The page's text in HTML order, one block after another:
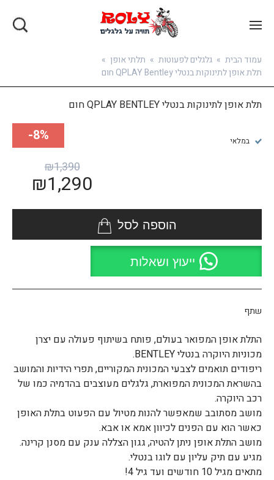
בואו להירשם
עמוד הבית » גלגלים לפעוטות » תלתי אופן »
תלת אופן לתינוקות בנטלי QPLAY Bentley חום
תלת אופן לתינוקות בנטלי QPLAY BENTLEY חום
8%- במלאי
₪1,390
₪1,290
הוספה לסל
ייעוץ ושאלות
שתף
התלת אופן המפואר בעולם, פותח בשיתוף פעולה עם יצרן
מכוניות היוקרה בנטליBENTLEY
.
ריפודים תואמים לצבעי המכונית המקוריים, תפרי הידיות והמושב
בהשראת המכונית המפוארת, גלגלים מעוצבים בהדמיה כמו של
רכב היוקרה.
מושב מסתובב שמאפשר להנות מטיול עם הפעוט בתלת האופן
כאשר הוא עם הפנים לכיוון אמא או אבא.
מושב התלת אופן ניתן להטיה, גגון הצללה ענק עם מסנן קרינה.
מגיע עם תיק עליון עם לוגו בנטלי.
מתאים מגיל 10 חודשים ועד גיל 4!